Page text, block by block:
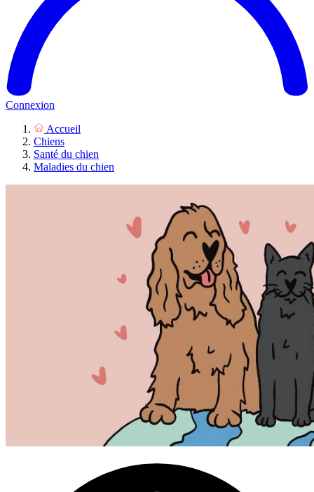
Connexion
Accueil
Chiens
Santé du chien
Maladies du chien